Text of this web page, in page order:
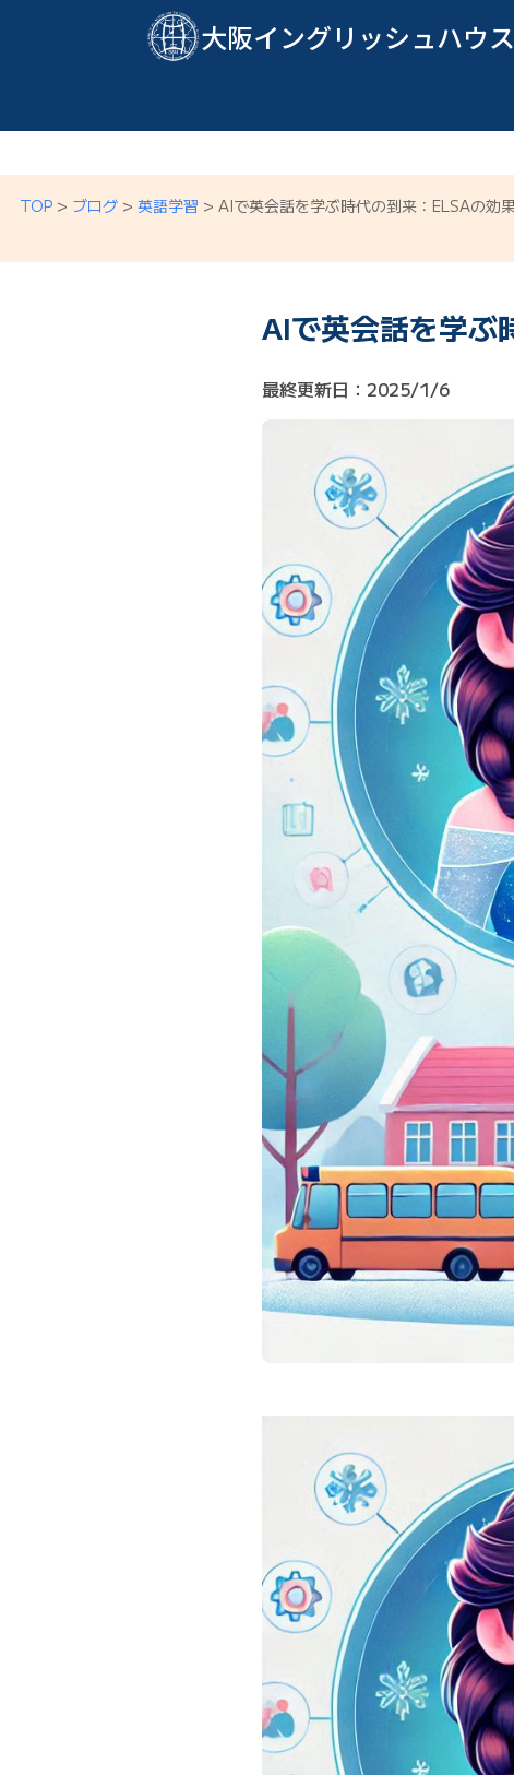
大阪イングリッシュハウス
TOP > ブログ > 英語学習 > AIで英会話を学ぶ時代の到来：ELSAの効
AIで英会話を学ぶ
最終更新日：2025/1/6